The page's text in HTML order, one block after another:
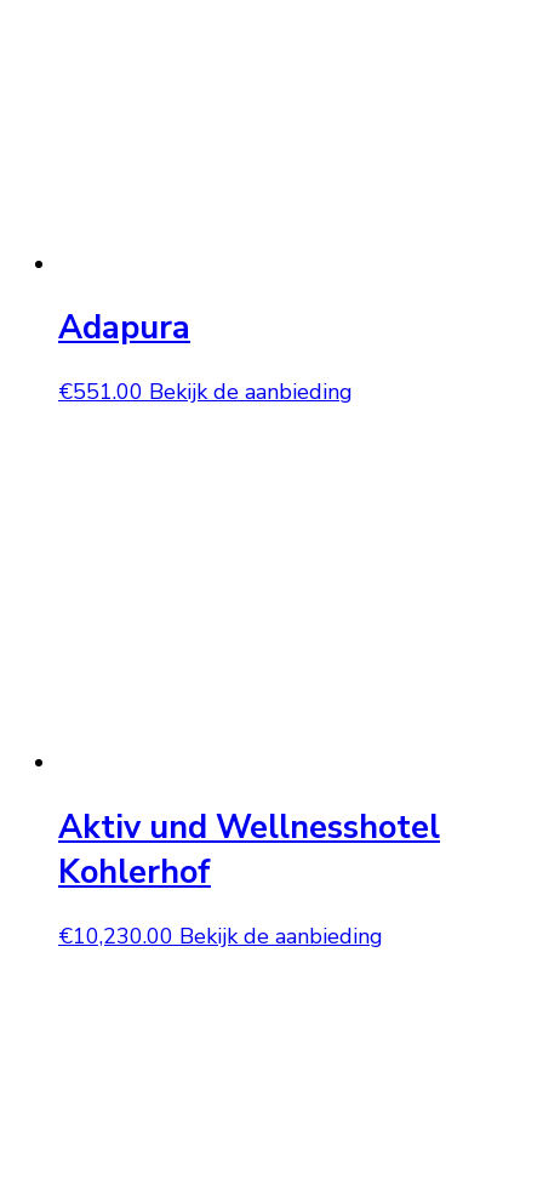
Adapura
€551.00 Bekijk de aanbieding
Aktiv und Wellnesshotel
Kohlerhof
€10,230.00 Bekijk de aanbieding